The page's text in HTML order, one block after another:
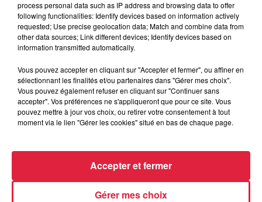
Tarif Gratuit
RADIO
process personal data such as IP address and browsing data to offer
following functionalities: Identify devices based on information actively
requested; Use precise geolocation data; Match and combine data from
other data sources; Link different devices; Identify devices based on
information transmitted automatically.
Vous pouvez accepter en cliquant sur "Accepter et fermer", ou affiner en
sélectionnant les finalités et/ou partenaires dans "Gérer mes choix".
Vous pouvez également refuser en cliquant sur "Continuer sans
accepter". Vos préférences ne s'appliqueront que pour ce site. Vous
pouvez mettre à jour vos choix, ou retirer votre consentement à tout
moment via le lien "Gérer les cookies" situé en bas de chaque page.
Gérer mes choix
Accepter et fermer